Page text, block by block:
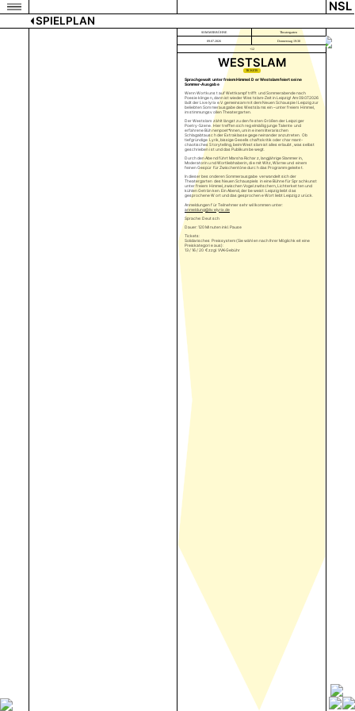
NSL
SPIELPLAN
SOMMERBÜHNE Theatergarten
09.07.2026 Donnerstag 19:30
+12
WESTSLAM
TICKETS
Sprachgewalt unter freiem Himmel: Der Westslam feiert seine
Sommer-Ausgabe
Wenn Wortkunst auf Wettkampf trifft und Sommerabende nach
Poesie klingen, dann ist wieder Westslam-Zeit in Leipzig! Am 09.07.2026
lädt der Livelyrix e.V. gemeinsam mit dem Neuen Schauspiel Leipzig zur
beliebten Sommerausgabe des Westslams ein – unter freiem Himmel,
im stimmungsvollen Theatergarten.
Der Westslam zählt längst zu den festen Größen der Leipziger
Poetry-Szene. Hier treffen sich regelmäßig junge Talente und
erfahrene Bühnenpoet*innen, um in einem literarischen
Schlagabtausch der Extraklasse gegeneinander anzutreten. Ob
tiefgründige Lyrik, bissige Gesellschaftskritik oder charmant-
chaotisches Storytelling, beim Westslam ist alles erlaubt, was selbst
geschrieben ist und das Publikum bewegt.
Durch den Abend führt Marsha Richarz, langjährige Slammerin,
Moderatorin und Wortliebhaberin, die mit Witz, Wärme und einem
feinen Gespür für Zwischentöne durch das Programm geleitet.
In dieser besonderen Sommerausgabe verwandelt sich der
Theatergarten des Neuen Schauspiels in eine Bühne für Sprachkunst
unter freiem Himmel, zwischen Vogelzwitschern, Lichterketten und
kühlen Getränken. Ein Abend, der beweist: Leipzig liebt das
gesprochene Wort und das gesprochene Wort liebt Leipzig zurück.
Anmeldungen für Teilnehmer sehr willkommen unter:
anmeldung@livelyrix.de
Sprache: Deutsch
Dauer: 120 Minuten inkl. Pause
Tickets:
Solidarisches Preissystem (Sie wählen nach Ihrer Möglichkeit eine
Preiskategorie aus):
13 / 16 / 20 € zzgl. VVK-Gebühr